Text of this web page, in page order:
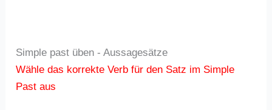
Simple past üben - Aussagesätze
Wähle das korrekte Verb für den Satz im Simple
Past aus